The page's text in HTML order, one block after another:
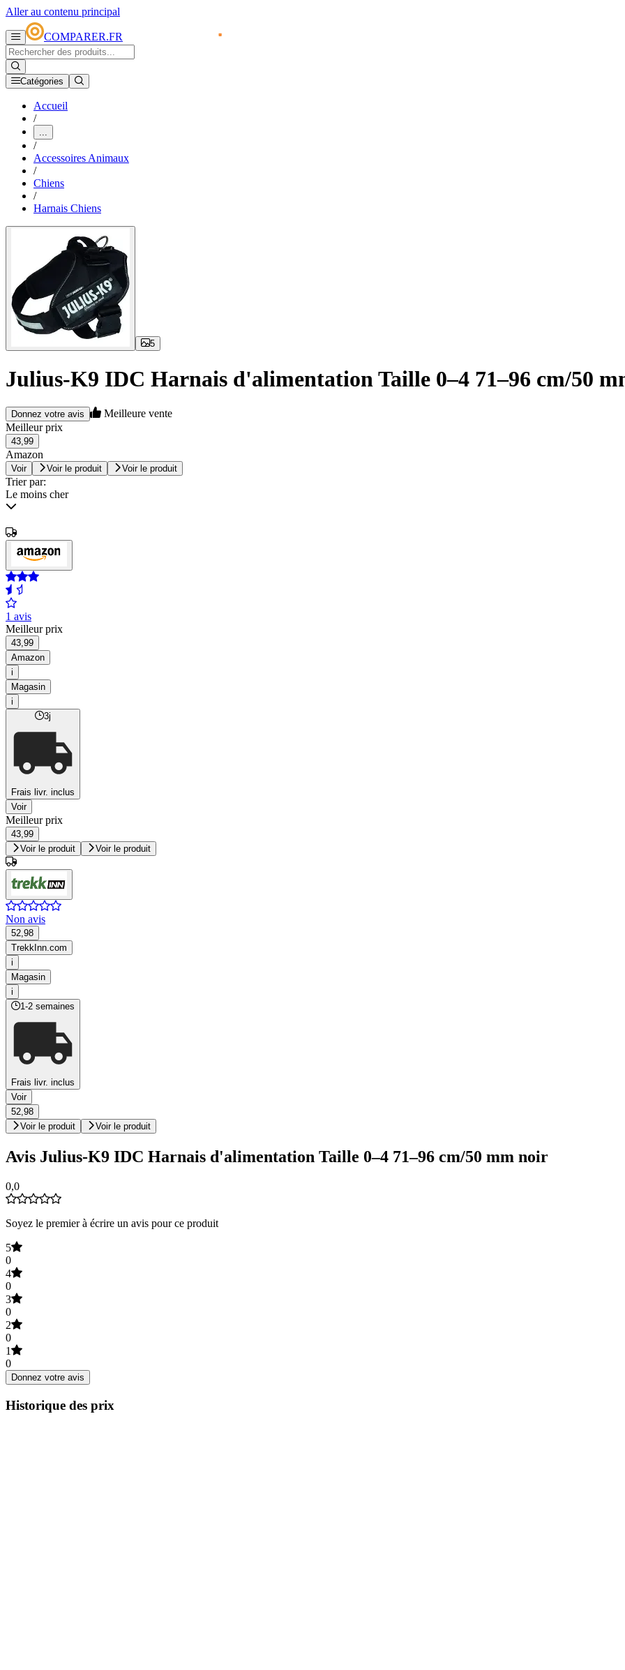
Aller au contenu principal
COMPARER.FR
Catégories
Accueil
/
...
/
Accessoires Animaux
/
Chiens
/
Harnais Chiens
5
Julius-K9 IDC Harnais d'alimentation Taille 0–4 71–96 cm/50
Donnez votre avis
Meilleure vente
Meilleur prix
43,99
Amazon
Voir Voir le produit Voir le produit
Trier par:
Le moins cher
1 avis
Meilleur prix
43,99
Amazon
i
Magasin
i
3j
Frais livr. inclus
Voir
Meilleur prix
43,99
Voir le produit
Voir le produit
Non avis
52,98
TrekkInn.com
i
Magasin
i
1-2 semaines
Frais livr. inclus
Voir
52,98
Voir le produit
Voir le produit
Avis Julius-K9 IDC Harnais d'alimentation Taille 0–4 71–96 cm/50 mm noir
0,0
Soyez le premier à écrire un avis pour ce produit
5
0
4
0
3
0
2
0
1
0
Donnez votre avis
Historique des prix